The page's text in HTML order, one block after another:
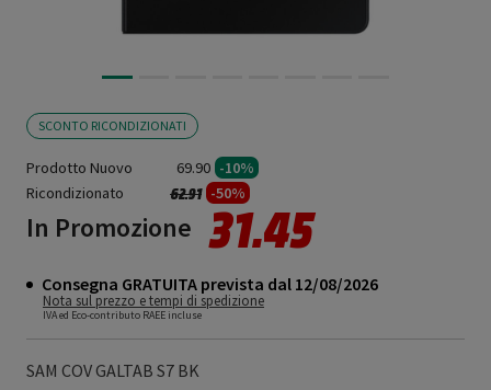
SCONTO RICONDIZIONATI
Prodotto Nuovo 69.90 -10%
Ricondizionato
Prezzo ridotto da
62.91a -50%
In Promozione 31.45
Consegna GRATUITA prevista dal 12/08/2026
Nota sul prezzo e tempi di spedizione
IVA ed Eco-contributo RAEE incluse
SAM COV GALTAB S7 BK